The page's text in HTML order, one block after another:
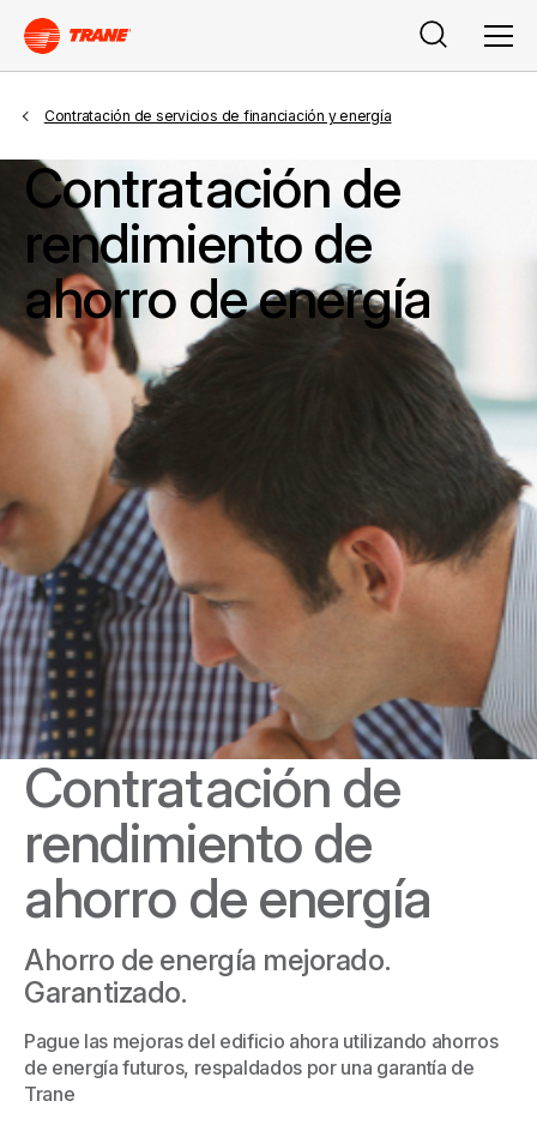
Buscar
Contratación de servicios de financiación y energía
Contratación de
rendimiento de
ahorro de energía
Contratación de
rendimiento de
ahorro de energía
Ahorro de energía mejorado.
Garantizado.
Pague las mejoras del edificio ahora utilizando ahorros
de energía futuros, respaldados por una garantía de
Trane